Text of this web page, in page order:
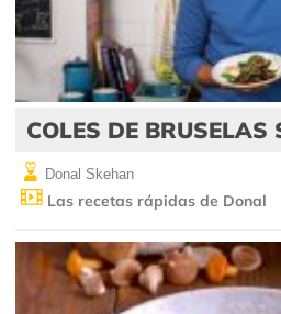
COLES DE BRUSELAS
Donal Skehan
Las recetas rápidas de Donal